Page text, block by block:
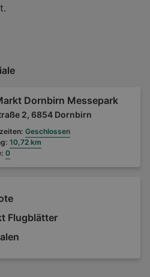
Dornbirn Messepark
2, 6854 Dornbirn
Geschlossen
10,72 km
0
Flugblätter